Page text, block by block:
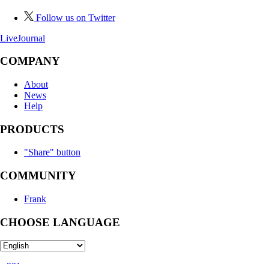
Follow us on Twitter
LiveJournal
COMPANY
About
News
Help
PRODUCTS
"Share" button
COMMUNITY
Frank
CHOOSE LANGUAGE